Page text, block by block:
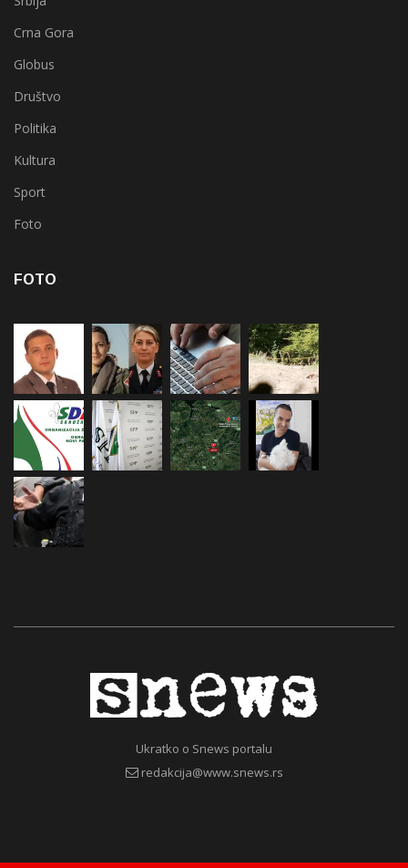
Crna Gora
Globus
Društvo
Politika
Kultura
Sport
Foto
FOTO
Ukratko o Snews portalu
redakcija@www.snews.rs